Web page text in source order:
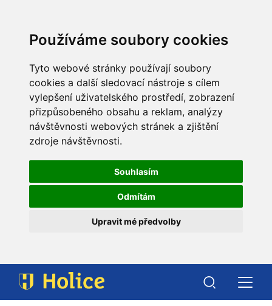
Používáme soubory cookies
Tyto webové stránky používají soubory
cookies a další sledovací nástroje s cílem
vylepšení uživatelského prostředí, zobrazení
přizpůsobeného obsahu a reklam, analýzy
návštěvnosti webových stránek a zjištění
zdroje návštěvnosti.
Souhlasím
Odmítám
Upravit mé předvolby